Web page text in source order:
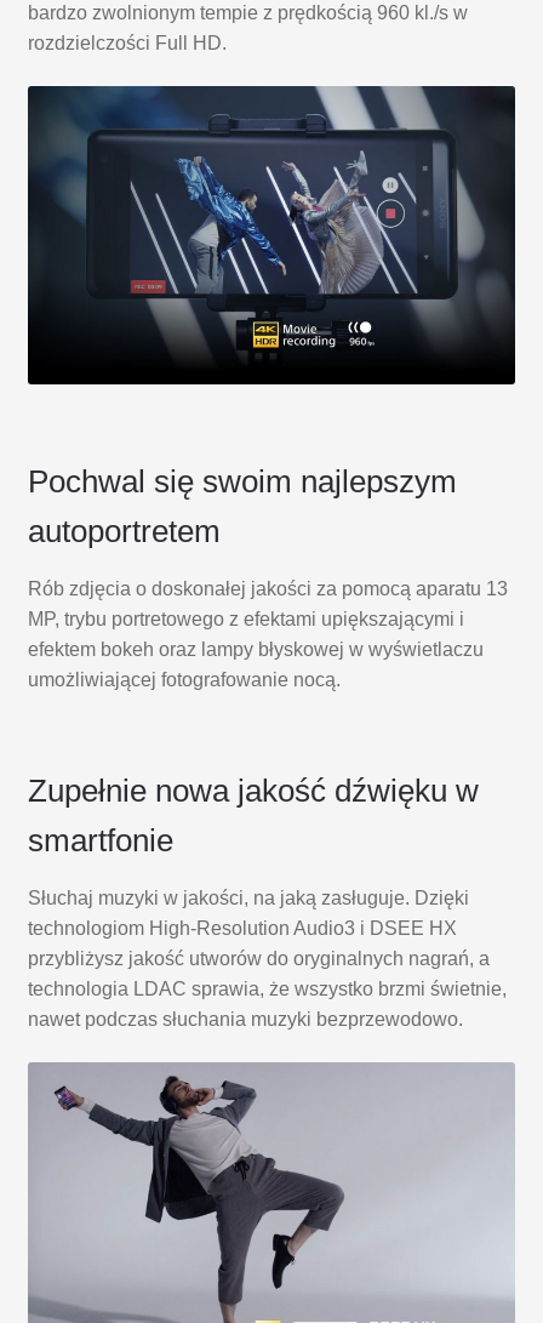
bardzo zwolnionym tempie z prędkością 960 kl./s w
rozdzielczości Full HD.
Pochwal się swoim najlepszym
autoportretem
Rób zdjęcia o doskonałej jakości za pomocą aparatu 13
MP, trybu portretowego z efektami upiększającymi i
efektem bokeh oraz lampy błyskowej w wyświetlaczu
umożliwiającej fotografowanie nocą.
Zupełnie nowa jakość dźwięku w
smartfonie
Słuchaj muzyki w jakości, na jaką zasługuje. Dzięki
technologiom High-Resolution Audio3 i DSEE HX
przybliżysz jakość utworów do oryginalnych nagrań, a
technologia LDAC sprawia, że wszystko brzmi świetnie,
nawet podczas słuchania muzyki bezprzewodowo.